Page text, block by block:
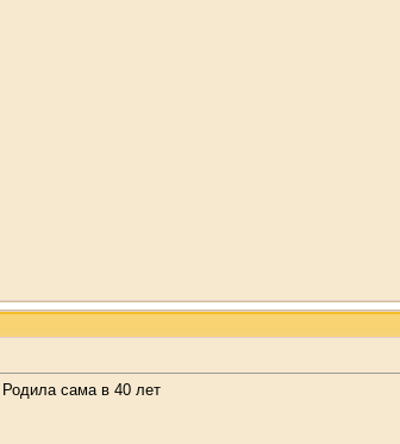
сама в 40 лет